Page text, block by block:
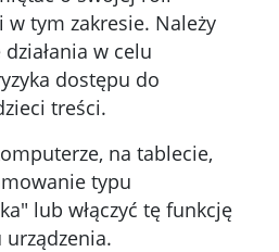
tym zakresie. Należy
w celu
dostępu do
treści.
na tablecie,
typu
lub włączyć tę funkcję